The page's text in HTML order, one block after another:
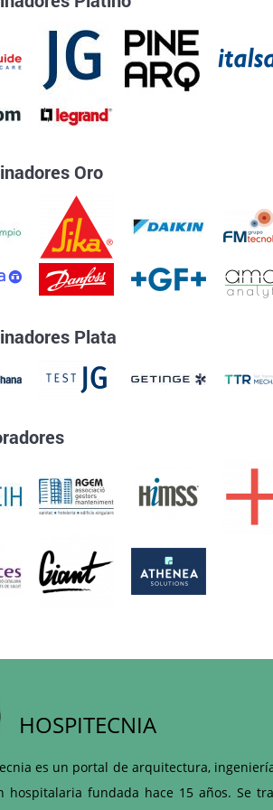
Oro
Plata
HOSPITECNIA
es un portal de arquitectura,
hospitalaria fundada hace 15 años. Se